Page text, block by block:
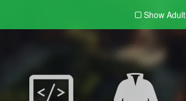
Show Adult